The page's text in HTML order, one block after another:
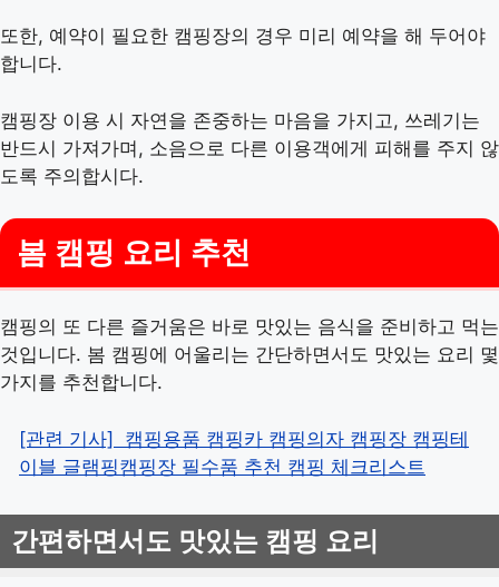
또한, 예약이 필요한 캠핑장의 경우 미리 예약을 해 두어야
합니다.
캠핑장 이용 시 자연을 존중하는 마음을 가지고, 쓰레기는
반드시 가져가며, 소음으로 다른 이용객에게 피해를 주지 않
도록 주의합시다.
봄 캠핑 요리 추천
캠핑의 또 다른 즐거움은 바로 맛있는 음식을 준비하고 먹는
것입니다. 봄 캠핑에 어울리는 간단하면서도 맛있는 요리 몇
가지를 추천합니다.
[관련 기사] 캠핑용품 캠핑카 캠핑의자 캠핑장 캠핑테
이블 글램핑캠핑장 필수품 추천 캠핑 체크리스트
간편하면서도 맛있는 캠핑 요리